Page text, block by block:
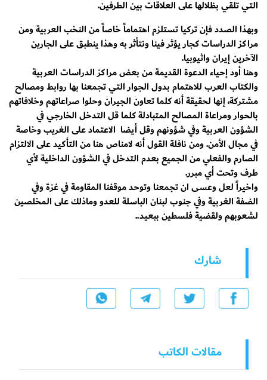
التي تلقي بظلالها على العلاقات بين الطرفين.
وبهذا الصدد فإن تركيا تستلزم اهتماماً خاصاً من النخب العربية ومن
مراكز الدراسات كجار يؤثر فينا ونتأثر به وهذا ينطبق على الجارين
الآخرين إيران واثيوبيا.
وهنا أود إحياء الدعوة القديمة من بعض مراكز الدراسات العربية
والكتاب العرب للاهتمام بدول الجوار التي تجمعنا بها روابط ومصالح
مشتركة، إنها لحقيقة أنه كلما تعاون الجيران وحلوا صراعاتهم وخلافاتهم
بالحوار ومراعاة المصالح المتبادلة كلما قل التدخل الخارجي في
الشؤون العربية وفي شؤونهم وقل أيضا الاعتماد على الغريب وخاصة
في مجال الأمن. ومن نافلة القول أنه لامناص هنا من التأكيد على الالتزام
الصارم والفعلي من الجميع بعدم التدخل في الشؤون الداخلية لأي
طرف وتحت أي مبرر.
واخيراً لعل وعسى ان تجمعنا وتوحد موقفنا المقاومة في غزة وفي
الضفة الغربية وفي جنوب لبنان الباسلة للعدو وماذلك على المخلصين
لشعوبهم ولقضية فلسطين ببعيد..
شارك
مقالات الكاتب